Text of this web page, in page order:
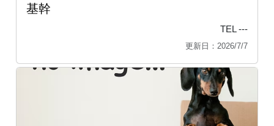
基幹
TEL ---
更新日：2026/7/7